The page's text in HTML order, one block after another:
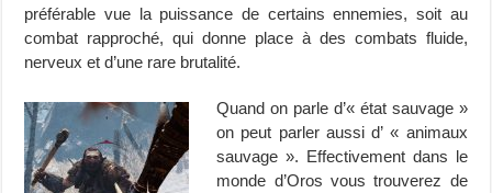
préférable vue la puissance de certains ennemies, soit au
combat rapproché, qui donne place à des combats fluide,
nerveux et d’une rare brutalité.
Quand on parle d’« état sauvage »
on peut parler aussi d’ « animaux
sauvage ». Effectivement dans le
monde d’Oros vous trouverez de